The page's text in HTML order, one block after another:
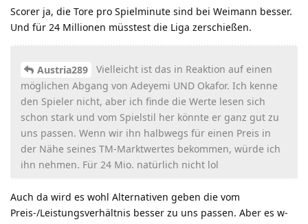
Scorer ja, die Tore pro Spielminute sind bei Weimann besser.
Und für 24 Millionen müsstest die Liga zerschießen.
Austria289
Vielleicht ist das in Reaktion auf einen
möglichen Abgang von Adeyemi UND Okafor. Ich kenne
den Spieler nicht, aber ich finde die Werte lesen sich
schon stark und vom Spielstil her könnte er ganz gut zu
uns passen. Wenn wir ihn halbwegs für einen Preis in
der Nähe seines TM-Marktwertes bekommen, würde ich
ihn nehmen. Für 24 Mio. natürlich nicht lol
Auch da wird es wohl Alternativen geben die vom
Preis-/Leistungsverhältnis besser zu uns passen. Aber es w-